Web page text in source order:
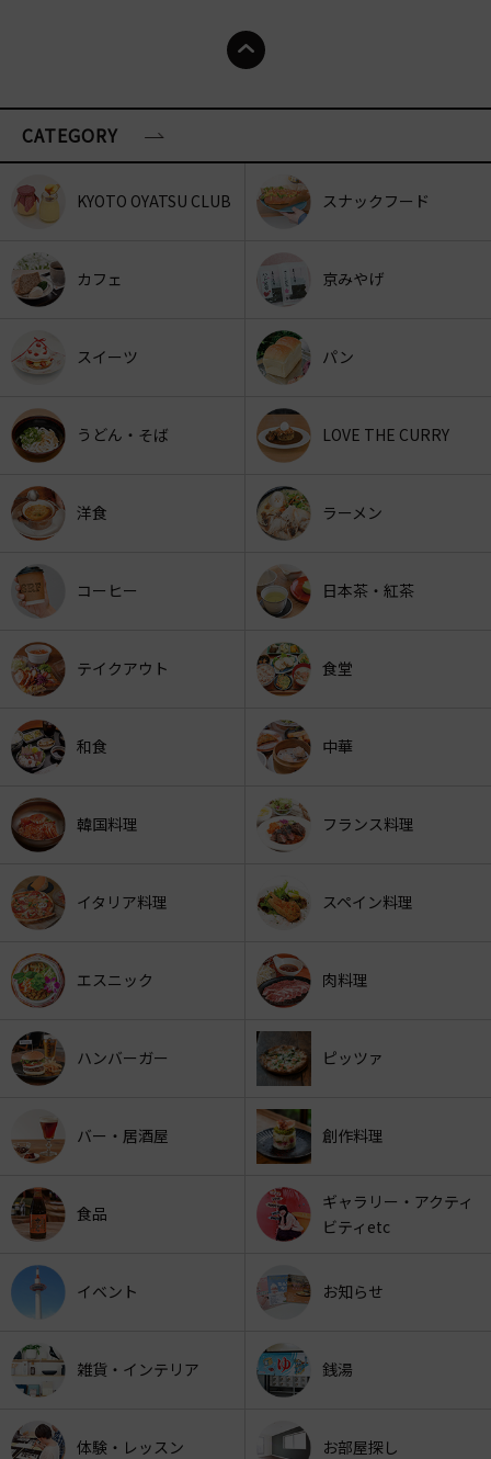
CATEGORY
KYOTO OYATSU CLUB スナックフード
カフェ 京みやげ
スイーツ パン
うどん・そば LOVE THE CURRY
洋食 ラーメン
コーヒー 日本茶・紅茶
テイクアウト 食堂
和食 中華
韓国料理 フランス料理
イタリア料理 スペイン料理
エスニック 肉料理
ハンバーガー ピッツァ
バー・居酒屋 創作料理
食品
ギャラリー・アクティ
ビティetc
イベント お知らせ
雑貨・インテリア 銭湯
体験・レッスン お部屋探し